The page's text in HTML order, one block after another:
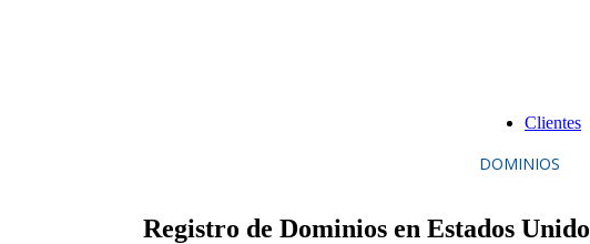
Clientes
DOMINIOS
Registro de Dominios en Estados